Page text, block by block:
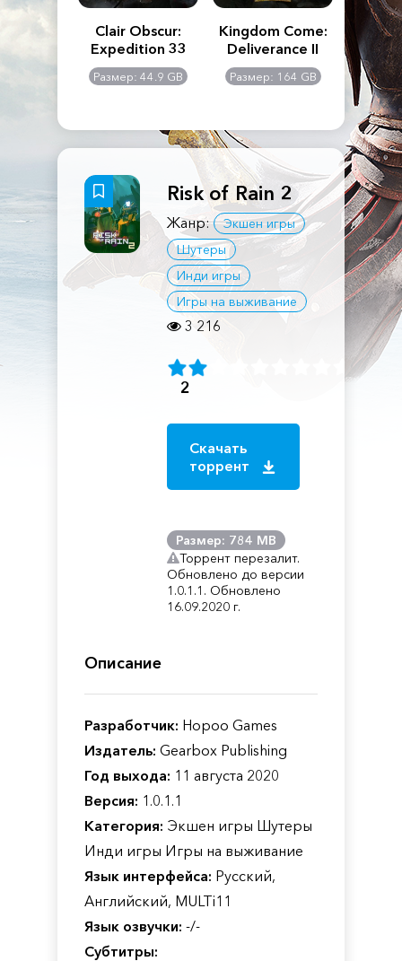
Creed
Clair Obscur:
Expedition 33
Размер: 44.9 GB
Kingdom Come:
Deliverance II
Размер: 164 GB
The
Risk of Rain 2
Жанр:
Экшен игры
Шутеры
Инди игры
Игры на выживание
3 216
2
Скачать
торрент
Размер: 784 MB
Торрент перезалит.
Обновлено до версии
1.0.1.1. Обновлено
16.09.2020 г.
Описание
Разработчик: Hopoo Games
Издатель: Gearbox Publishing
Год выхода: 11 августа 2020
Версия: 1.0.1.1
Категория: Экшен игры Шутеры
Инди игры Игры на выживание
Язык интерфейса: Русский,
Английский, MULTi11
Язык озвучки: -/-
Субтитры: